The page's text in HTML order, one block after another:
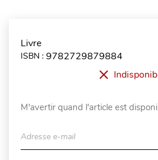
Livre
ISBN : 9782729879884
M'avertir quand l'article est
Adresse e-mail